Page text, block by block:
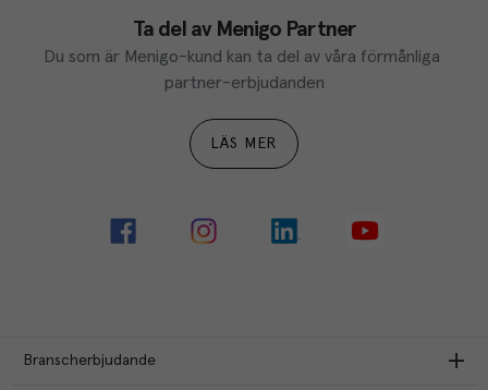
Ta del av Menigo Partner
Du som är Menigo-kund kan ta del av våra förmånliga
partner-erbjudanden
LÄS MER
Branscherbjudande